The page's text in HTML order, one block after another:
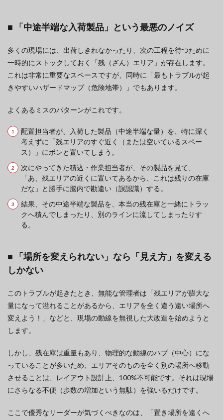
■ 「中途半端な入荷製品」という最悪のノイズ
多くの現場には、出荷しきれなかったり、次の工程を待つために
一時的にストックしておく「残（ざん）エリア」が存在します。
これは非常に重要なスペースですが、同時に「最もトラブルが起
きやすいハザードマップ（危険地帯）」でもあります。
よくあるミスのパターンがこれです。
配置担当者が、入荷した製品（中途半端な量）を、特に深く
考えずに「残エリアのすぐ近く（または空いているスペー
ス）」にポンと置いてしまう。
次にやってきた積込・作業担当者が、その製品を見て、
「あ、残エリアの近くに置いてあるから、これは残りの在庫
だな」と勝手に脳内で勘違い（誤認識）する。
結果、その中途半端な製品を、本当の残在庫と一緒にトラッ
クへ積んでしまったり、別のラインに流してしまったりす
る。
■ 「場所を変えられない」なら「見え方」を変える
しかない
このトラブルが起きたとき、無能な管理者は「残エリアが膨大な
量になって溢れることがあるから、エリアを全く違う遠い場所へ
変えよう！」などと、現場の動線を無視した大改造を始めようと
します。
しかし、残在庫は重量もあり、物理的な動線のハブ（中心）にな
っていることが多いため、エリアそのものを全く別の場所へ移動
させることは、レイアウト設計上、100%不可能です。それは現場
にさらなる不便（歩数の増加という無駄）を強いるだけです。
ここで優秀なリーダーが気づくべきなのは、「置き場所を遠くへ